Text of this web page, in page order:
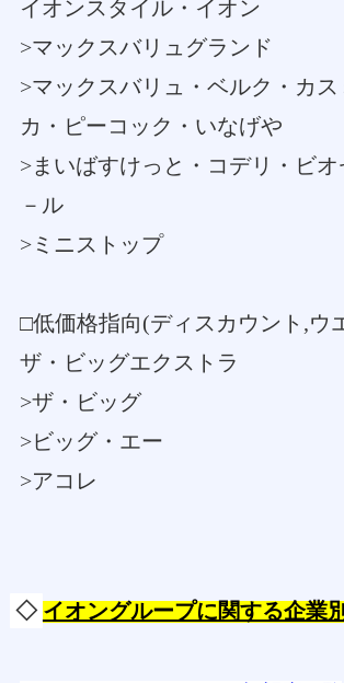
イオンスタイル・イオン
>マックスバリュグランド
>マックスバリュ・ベルク・カ
カ・ピーコック・いなげや
>まいばすけっと・コデリ・ビオ
－ル
>ミニストップ
□低価格指向(ディスカウント,ウ
ザ・ビッグエクストラ
>ザ・ビッグ
>ビッグ・エー
>アコレ
◇ イオングループに関する企業